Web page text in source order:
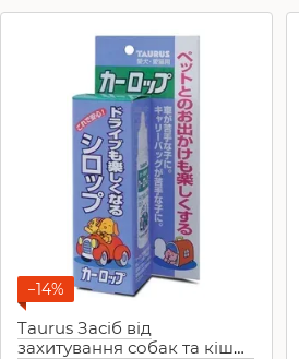
−14%
Taurus Засіб від
захитування собак та кішок